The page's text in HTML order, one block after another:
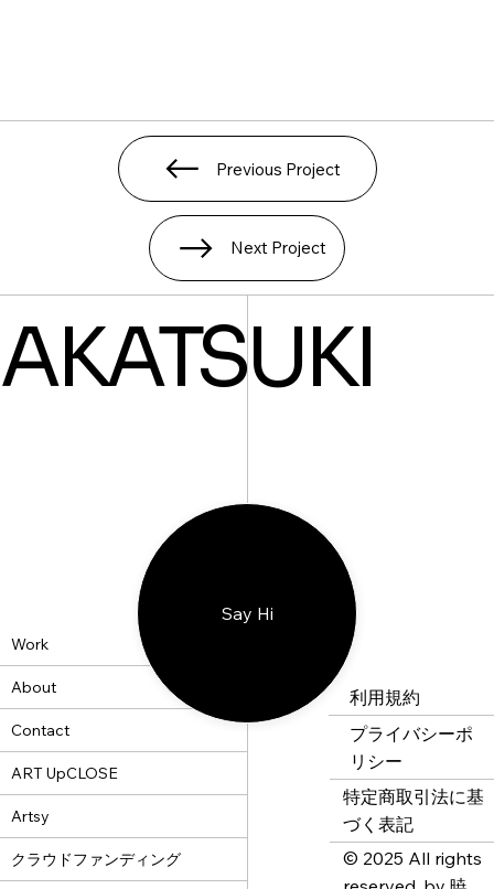
Previous Project
Next Project
Work
About
Contact
ART UpCLOSE
Artsy
クラウドファンディング
AKATSUKI
Say Hi
利用規約
プライバシーポ
リシー
特定商取引法に基
づく表記
© 2025 All rights